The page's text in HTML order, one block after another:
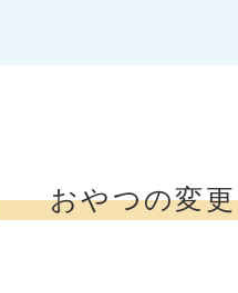
おやつの変更